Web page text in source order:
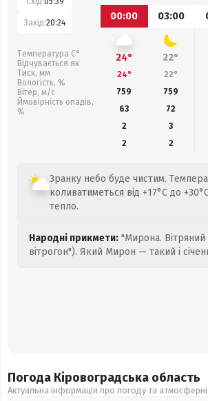
Захід:20:24
Температура С°
Відчувається як
Тиск, мм
Вологість, %
Вітер, м/с
Ймовірність опадів,
%
00:00
03:00
24° 22°
24° 22°
759
759
63
72
2
3
2
2
Зранку небо буде чистим.
коливатиметься від +17°C до
тепло.
Народні прикмети: "Мирона.
вітрогон"). Який Мирон — такий і
Погода Кіровоградська область
Актуальна інформація про погоду та